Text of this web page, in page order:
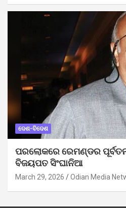
ଦେଶ-ବିଦେଶ
ପରଲୋକରେ ରେମଣ୍ଡର
ବିଜୟପତ ସିଂଘାନିଆ
March 29, 2026 Odian Media